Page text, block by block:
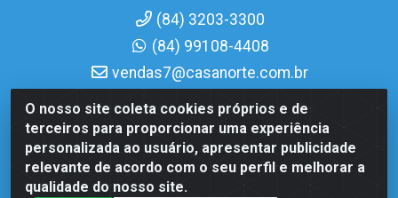
O nosso site coleta cookies próprios e de
terceiros para proporcionar uma experiência
personalizada ao usuário, apresentar publicidade
relevante de acordo com o seu perfil e melhorar a
qualidade do nosso site.
(84) 3203-3300
(84) 99108-4408
vendas7@casanorte.com.br
Casa Norte LTDA - Av. Interventor Mário Câmara, 1815 -
Dix-Sept Rosado, Natal/RN - CEP 59054-600 - CNPJ
08.713.513/0001-51